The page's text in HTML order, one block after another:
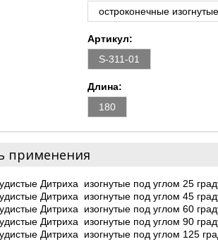
остроконечные
Артикул:
S-311-01
Длина:
180
применения
Дитриха изогнутые под углом 25
Дитриха изогнутые под углом 45
Дитриха изогнутые под углом 60
Дитриха изогнутые под углом 90
Дитриха изогнутые под углом 125